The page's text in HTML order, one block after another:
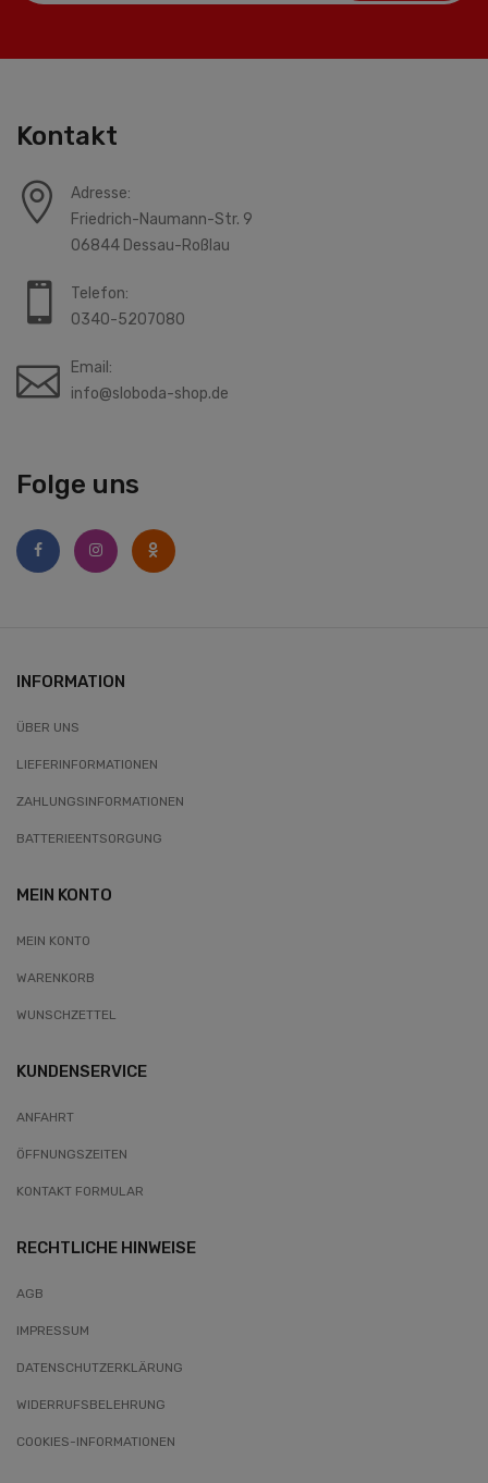
Folge uns
Kontakt
Adresse:
Friedrich-Naumann-Str. 9
06844 Dessau-Roßlau
Telefon:
0340-5207080
Email:
info@sloboda-shop.de
INFORMATION
ÜBER UNS
LIEFERINFORMATIONEN
ZAHLUNGSINFORMATIONEN
BATTERIEENTSORGUNG
MEIN KONTO
MEIN KONTO
WARENKORB
WUNSCHZETTEL
KUNDENSERVICE
ANFAHRT
ÖFFNUNGSZEITEN
KONTAKT FORMULAR
RECHTLICHE HINWEISE
AGB
IMPRESSUM
DATENSCHUTZERKLÄRUNG
WIDERRUFSBELEHRUNG
COOKIES-INFORMATIONEN